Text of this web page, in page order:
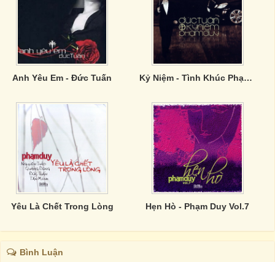
Anh Yêu Em - Đức Tuấn Kỷ Niệm - Tình Khúc Phạm Duy - CD1
Yêu Là Chết Trong Lòng Hẹn Hò - Phạm Duy Vol.7
Bình Luận